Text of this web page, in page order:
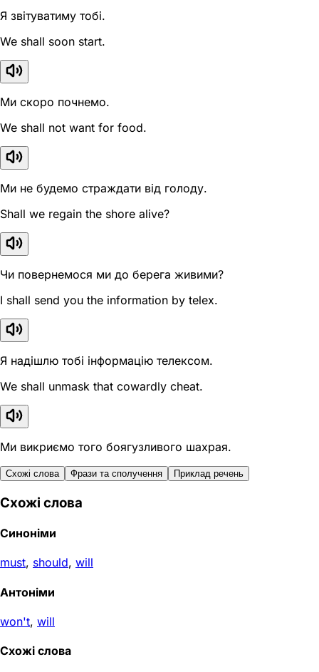
Я звітуватиму тобі.
We shall soon start.
Ми скоро почнемо.
We shall not want for food.
Ми не будемо страждати від голоду.
Shall we regain the shore alive?
Чи повернемося ми до берега живими?
I shall send you the information by telex.
Я надішлю тобі інформацію телексом.
We shall unmask that cowardly cheat.
Ми викриємо того боягузливого шахрая.
Схожі слова Фрази та сполучення Приклад речень
Схожі слова
Синоніми
must, should, will
Антоніми
won't, will
Схожі слова